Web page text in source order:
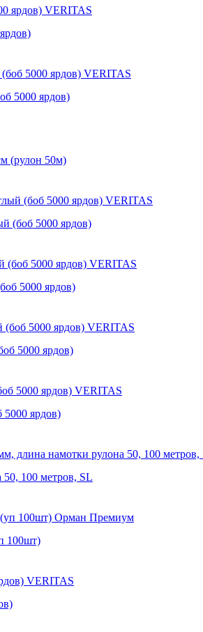
5000 ярдов)
(рулон 50м)
(боб 5000 ярдов)
5000 ярдов)
5000 ярдов)
ярдов)
100 метров, SL
100шт)